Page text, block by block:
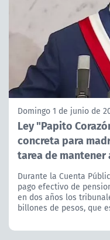
Domingo 1 de junio de
Ley "Papito
concreta para
tarea de mantener
Durante la Cuenta
pago efectivo de
en dos años los
billones de pesos, que